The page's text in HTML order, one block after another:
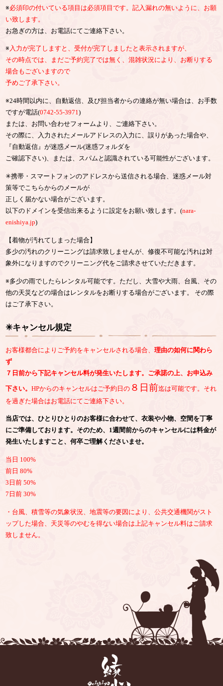
※必須印の付いている項目は必須項目です。記入漏れの無いように、お願
い致します。
お急ぎの方は、お電話にてご連絡下さい。
※ 入力が完了しますと、受付が完了しましたと表示されますが、
その時点では、まだご予約完了では無く、混雑状況により、お断りする
場合もございますので
予めご了承下さい。
※24時間以内に、自動返信、及び担当者からの連絡が無い場合は、お手数
ですが電話(0742-55-3971)
または、お問い合わせフォームより、ご連絡下さい。
その際に、入力されたメールアドレスの入力に、誤りがあった場合や、
『自動返信』が迷惑メール(迷惑フォルダを
ご確認下さい)、または、スパムと認識されている可能性がございます。
✳︎携帯・スマートフォンのアドレスから送信される場合、迷惑メール対
策等でこちらからのメールが
正しく届かない場合がございます。
以下のドメインを受信出来るように設定をお願い致します。(nara-
enishiya.jp)
【着物が汚れてしまった場合】
多少の汚れのクリーニングは請求致しませんが、修復不可能な汚れは対
象外になりますのでクリーニング代をご請求させていただきます。
※多少の雨でしたらレンタル可能です。ただし、大雪や大雨、台風、その
他の天災などの場合はレンタルをお断りする場合がございます。 その際
はご了承下さい。
✳︎キャンセル規定
お客様都合によりご予約をキャンセルされる場合、理由の如何に関わら
ず
７日前から下記キャンセル料が発生いたします。ご承諾の上、お申込み
下さい。HPからのキャンセルはご予約日の ８日前迄は可能です。それ
を過ぎた場合はお電話にてご連絡下さい。
当店では、ひとりひとりのお客様に合わせて、衣装や小物、空間を丁寧
にご準備しております。そのため、1週間前からのキャンセルには料金が
発生いたしますこと、何卒ご理解くださいませ。
当日 100%
前日 80%
3日前 50%
7日前 30%
・台風、積雪等の気象状況、地震等の要因により、公共交通機関がスト
ップした場合、天災等のやむを得ない場合は上記キャンセル料はご請求
致しません。